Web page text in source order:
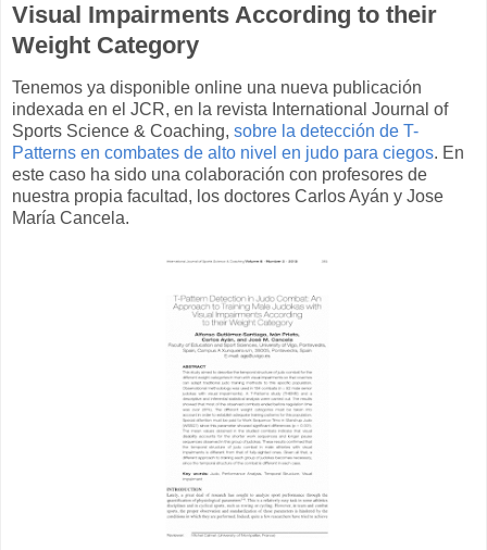
Visual Impairments According to their
Weight Category
Tenemos ya disponible online una nueva publicación
indexada en el JCR, en la revista International Journal of
Sports Science & Coaching, sobre la detección de T-
Patterns en combates de alto nivel en judo para ciegos. En
este caso ha sido una colaboración con profesores de
nuestra propia facultad, los doctores Carlos Ayán y Jose
María Cancela.